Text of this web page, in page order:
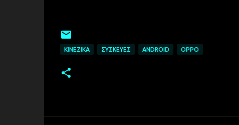
ΚΙΝΈΖΙΚΑ ΣΥΣΚΕΥΈΣ ANDROID OPPO